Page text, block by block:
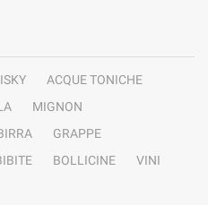
ACQUE TONICHE
MIGNON
GRAPPE
BOLLICINE
VINI